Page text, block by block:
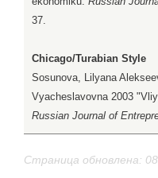
37.
Chicago/Turabian Style
Sosunova, Lilyana
Vyacheslavovna 2003
Russian Journal of
Страница обновлена: